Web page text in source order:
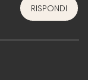
RISPONDI